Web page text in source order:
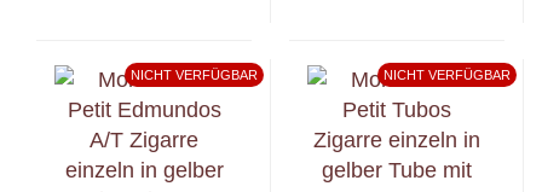
NICHT VERFÜGBAR NICHT VERFÜGBAR